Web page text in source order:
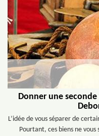
Donner une
L’idée de vous séparer de
Pourtant, ces biens ne